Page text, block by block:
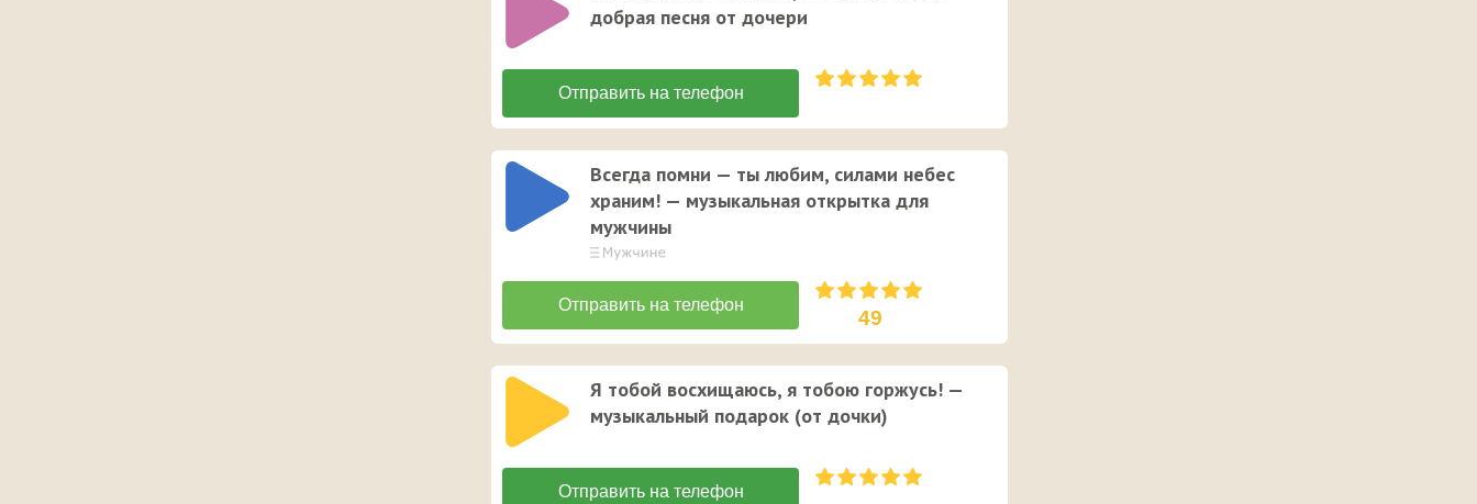
добрая песня от дочери
Всегда помни — ты любим, силами небес
храним! — музыкальная открытка для
мужчины
49
Я тобой восхищаюсь, я тобою горжусь! —
музыкальный подарок (от дочки)